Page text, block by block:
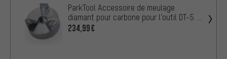
ParkTool Accessoire de meulage
diamant pour carbone pour l’outil DT-5 /
DT-5.2
234,99€